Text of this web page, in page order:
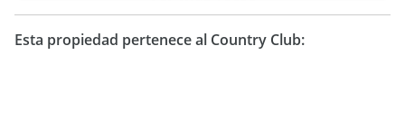
Quincho
Esta propiedad pertenece al Country Club: